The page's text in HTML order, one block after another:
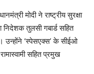
मोदी ने राष्ट्रीय सुरक्षा
तुलसी गबार्ड सहित
उन्होंने ‘स्पेसएक्स’ के सीईओ
सहित प्रमुख